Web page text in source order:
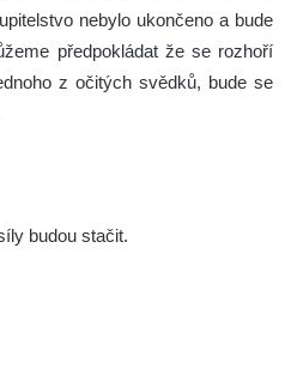
nebylo ukončeno a bude
předpokládat že se rozhoří
z očitých svědků, bude se
budou stačit.